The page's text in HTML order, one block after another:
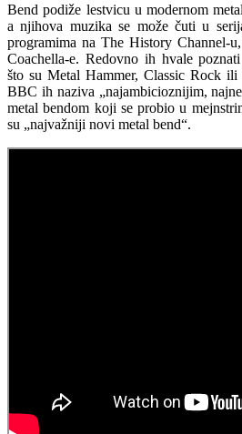
Bend podiže lestvicu u modernom
a njihova muzika se može čuti u
programima na The History Channel-
Coachella-e. Redovno ih hvale
što su Metal Hammer, Classic Rock ili
BBC ih naziva „najambicioznijim,
metal bendom koji se probio u
su „najvažniji novi metal bend“.